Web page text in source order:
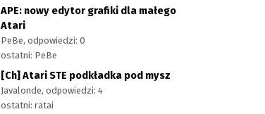
APE: nowy edytor grafiki dla małego
Atari
PeBe, odpowiedzi: 0
ostatni: PeBe
[Ch] Atari STE podkładka pod mysz
Javalonde, odpowiedzi: 4
ostatni: ratai